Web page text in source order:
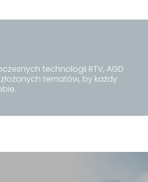
technologii RTV, AGD
tematów, by każdy